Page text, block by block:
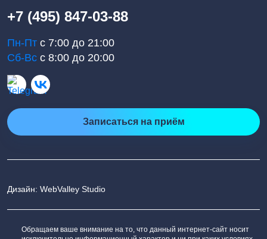
+7 (495) 847-03-88
Пн-Пт с 7:00 до 21:00
Сб-Вс с 8:00 до 20:00
Записаться на приём
Дизайн: WebValley Studio
Обращаем ваше внимание на то, что данный интернет-сайт носит